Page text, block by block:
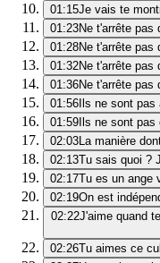
01:15Je vais te
01:23Ne t'arrête pas
01:28Ne t'arrête pas
01:32Ne t'arrête pas
01:36Ne t'arrête pas
01:56 Ils ne sont
01:59 Ils ne sont
02:03La manière
02:13Tu sais quoi ?
02:17Tu es un ange
02:19On est
02:22J'aime quand
02:26Tu aimes ce cul